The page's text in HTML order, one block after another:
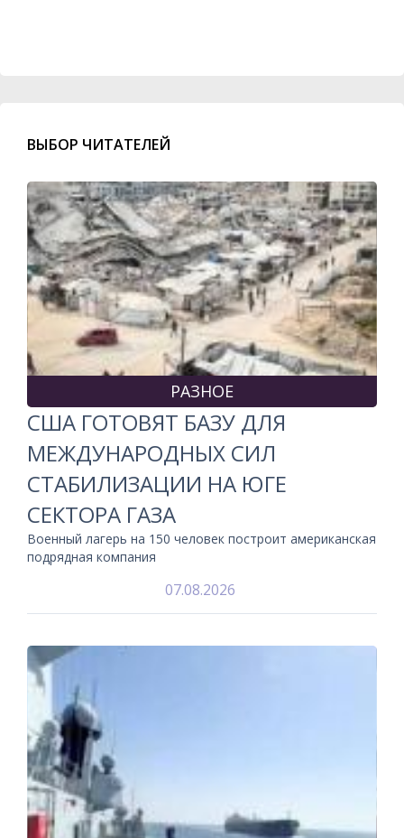
ВЫБОР ЧИТАТЕЛЕЙ
РАЗНОЕ
США ГОТОВЯТ БАЗУ ДЛЯ
МЕЖДУНАРОДНЫХ СИЛ
СТАБИЛИЗАЦИИ НА ЮГЕ
СЕКТОРА ГАЗА
Военный лагерь на 150 человек построит американская
подрядная компания
07.08.2026